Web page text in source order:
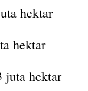
hektar
hektar
juta hektar